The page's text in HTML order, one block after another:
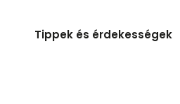
Tippek és érdekességek